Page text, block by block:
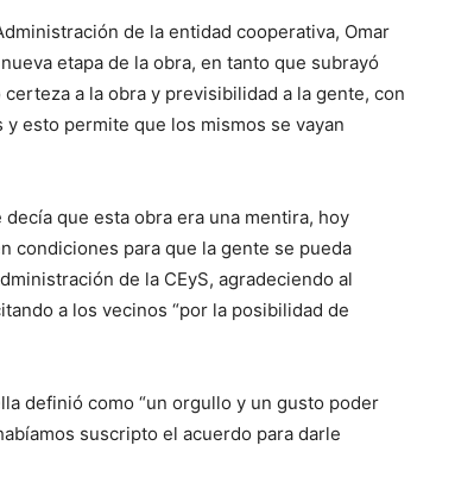
de la entidad cooperativa, Omar
etapa de la obra, en tanto que subrayó
a la obra y previsibilidad a la gente, con
y esto permite que los mismos se vayan
que esta obra era una mentira, hoy
condiciones para que la gente se pueda
de la CEyS, agradeciendo al
a los vecinos “por la posibilidad de
definió como “un orgullo y un gusto poder
suscripto el acuerdo para darle